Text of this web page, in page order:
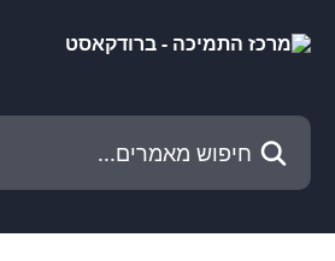
חיפוש מאמרים...